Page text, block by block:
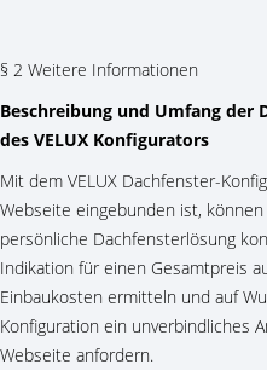
§ 2 Weitere Informationen
Beschreibung und Umfang der
des VELUX Konfigurators
Mit dem VELUX Dachfenster-
Webseite eingebunden ist,
persönliche Dachfensterlösung
Indikation für einen Gesamtpreis
Einbaukosten ermitteln und auf
Konfiguration ein unverbindliches
Webseite anfordern.